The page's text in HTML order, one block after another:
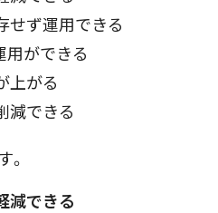
せず運用できる
用ができる
上がる
減できる
。
減できる